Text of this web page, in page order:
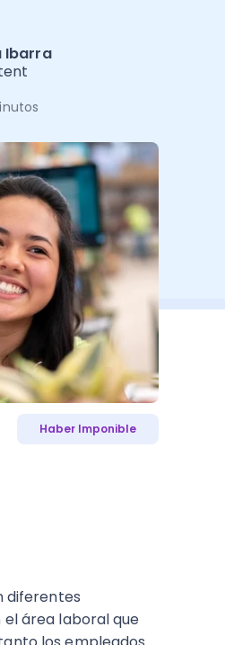
Ibarra
Haber Imponible
diferentes
área laboral que